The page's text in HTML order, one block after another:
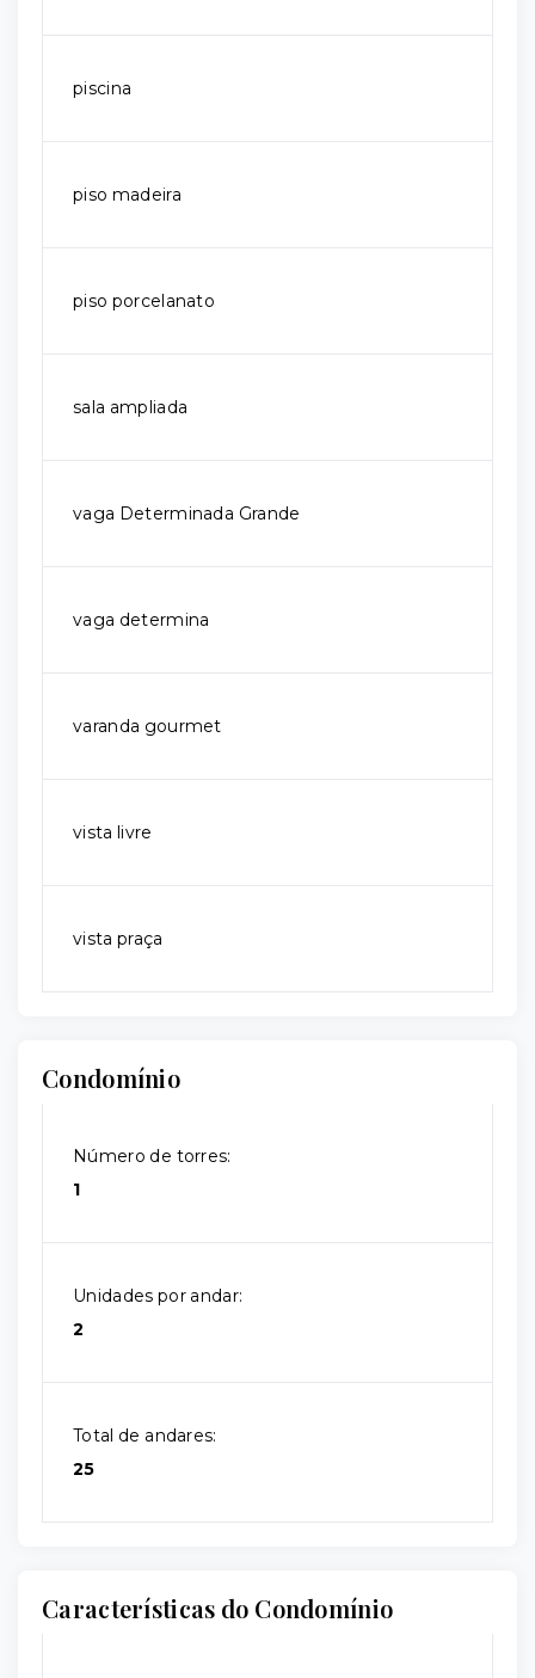
piscina
piso madeira
piso porcelanato
sala ampliada
vaga Determinada Grande
vaga determina
varanda gourmet
vista livre
vista praça
Condomínio
Número de torres:
1
Unidades por andar:
2
Total de andares:
25
Características do Condomínio